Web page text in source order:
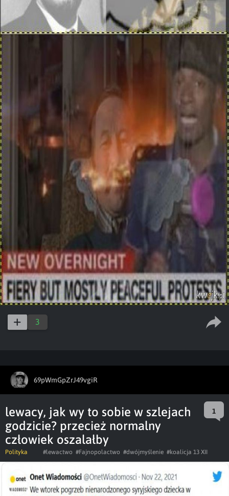
3
69pWmGpZrJ49vgiR
lewacy, jak wy to sobie w szlejach
godzicie? przecież normalny
człowiek oszalałby
1
Polityka #lewactwo #Fajnopolactwo #dwójmyślenie #koalicja 13 XII